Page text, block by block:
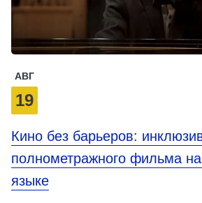
АВГ
19
Кино без барьеров:
полнометражного фильма
языке